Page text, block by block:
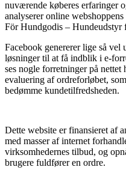
nuværende køberes erfaringer
analyserer online
För Hundgodis – Hundeudstyr
Facebook genererer lige så
løsninger til at få indblik i e-
ses nogle forretninger på
evaluering af ordreforløbet,
bedømme kundetilfredsheden.
Dette website er finansieret af
med masser af internet
virksomhedernes tilbud, og
brugere fuldfører en ordre.